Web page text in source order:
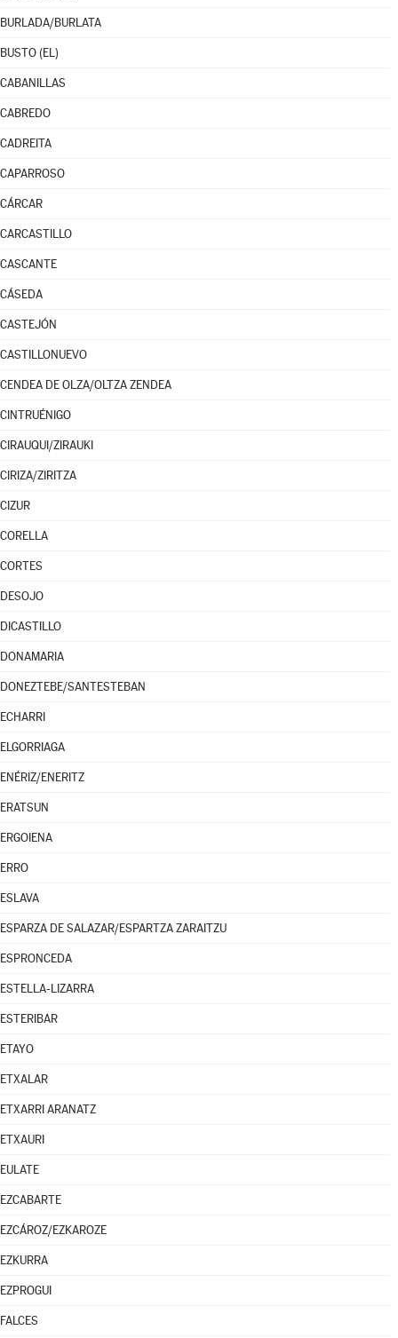
BURLADA/BURLATA
BUSTO (EL)
CABANILLAS
CABREDO
CADREITA
CAPARROSO
CÁRCAR
CARCASTILLO
CASCANTE
CÁSEDA
CASTEJÓN
CASTILLONUEVO
CENDEA DE OLZA/OLTZA ZENDEA
CINTRUÉNIGO
CIRAUQUI/ZIRAUKI
CIRIZA/ZIRITZA
CIZUR
CORELLA
CORTES
DESOJO
DICASTILLO
DONAMARIA
DONEZTEBE/SANTESTEBAN
ECHARRI
ELGORRIAGA
ENÉRIZ/ENERITZ
ERATSUN
ERGOIENA
ERRO
ESLAVA
ESPARZA DE SALAZAR/ESPARTZA ZARAITZU
ESPRONCEDA
ESTELLA-LIZARRA
ESTERIBAR
ETAYO
ETXALAR
ETXARRI ARANATZ
ETXAURI
EULATE
EZCABARTE
EZCÁROZ/EZKAROZE
EZKURRA
EZPROGUI
FALCES